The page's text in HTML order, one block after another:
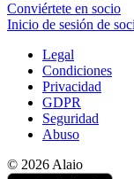
Conviértete en socio
Inicio de sesión de
Legal
Condiciones
Privacidad
GDPR
Seguridad
Abuso
© 2026 Alaio